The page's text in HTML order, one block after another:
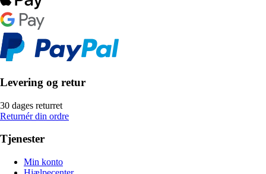
Levering og retur
30 dages returret
Returnér din ordre
Tjenester
Min konto